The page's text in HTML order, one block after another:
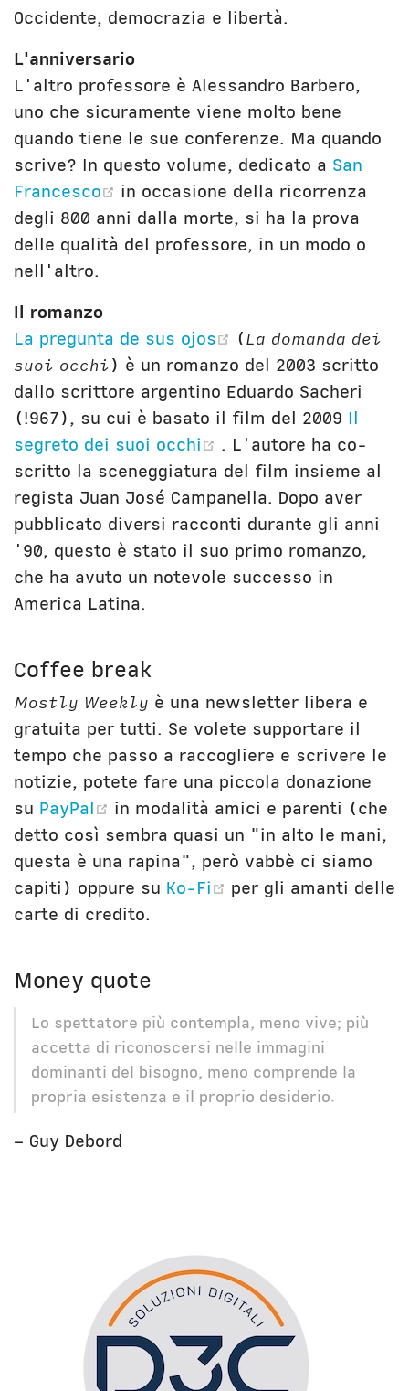
Occidente, democrazia e libertà.
L'anniversario
L'altro professore è Alessandro Barbero,
uno che sicuramente viene molto bene
quando tiene le sue conferenze. Ma quando
scrive? In questo volume, dedicato a San
Francesco
(opens new window)
in occasione della ricorrenza
degli 800 anni dalla morte, si ha la prova
delle qualità del professore, in un modo o
nell'altro.
Il romanzo
La pregunta de sus ojos
(opens new
(La domanda dei
suoi occhi) è un romanzo del 2003 scritto
dallo scrittore argentino Eduardo Sacheri
(!967), su cui è basato il film del 2009 Il
segreto dei suoi occhi
(opens new window)
. L'autore ha co-
scritto la sceneggiatura del film insieme al
regista Juan José Campanella. Dopo aver
pubblicato diversi racconti durante gli anni
'90, questo è stato il suo primo romanzo,
che ha avuto un notevole successo in
America Latina.
Coffee break
Mostly Weekly è una newsletter libera e
gratuita per tutti. Se volete supportare il
tempo che passo a raccogliere e scrivere le
notizie, potete fare una piccola donazione
su PayPal (opens new window)
in modalità amici e parenti (che
detto così sembra quasi un "in alto le mani,
questa è una rapina", però vabbè ci siamo
capiti) oppure su Ko-Fi (opens new
per gli amanti delle
carte di credito.
Money quote
Lo spettatore più contempla, meno vive; più
accetta di riconoscersi nelle immagini
dominanti del bisogno, meno comprende la
propria esistenza e il proprio desiderio.
– Guy Debord